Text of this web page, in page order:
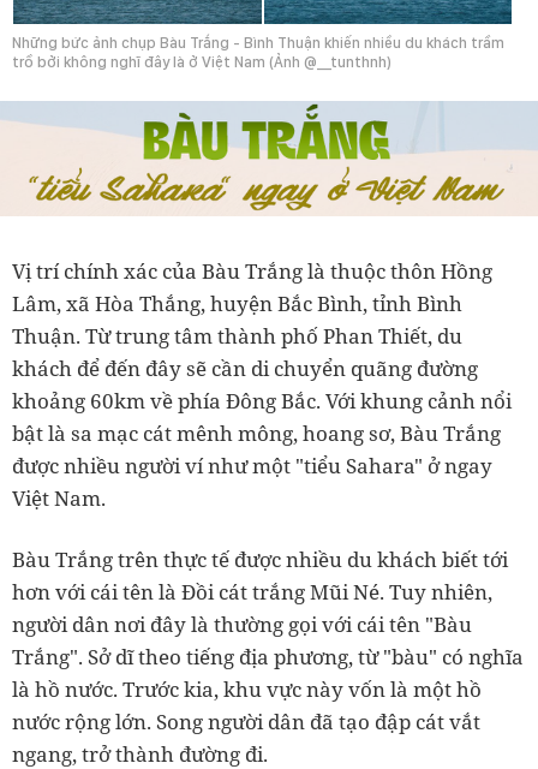
Những bức ảnh chụp Bàu Trắng - Bình Thuận khiến nhiều du khách trầm
trồ bởi không nghĩ đây là ở Việt Nam (Ảnh @__tunthnh)
Vị trí chính xác của Bàu Trắng là thuộc thôn Hồng
Lâm, xã Hòa Thắng, huyện Bắc Bình, tỉnh Bình
Thuận. Từ trung tâm thành phố Phan Thiết, du
khách để đến đây sẽ cần di chuyển quãng đường
khoảng 60km về phía Đông Bắc. Với khung cảnh nổi
bật là sa mạc cát mênh mông, hoang sơ, Bàu Trắng
được nhiều người ví như một "tiểu Sahara" ở ngay
Việt Nam.
Bàu Trắng trên thực tế được nhiều du khách biết tới
hơn với cái tên là Đồi cát trắng Mũi Né. Tuy nhiên,
người dân nơi đây là thường gọi với cái tên "Bàu
Trắng". Sở dĩ theo tiếng địa phương, từ "bàu" có nghĩa
là hồ nước. Trước kia, khu vực này vốn là một hồ
nước rộng lớn. Song người dân đã tạo đập cát vắt
ngang, trở thành đường đi.